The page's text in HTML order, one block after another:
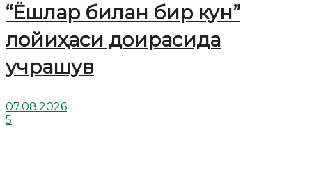
“Ёшлар билан бир кун”
лойиҳаси доирасида
учрашув
07.08.2026
5